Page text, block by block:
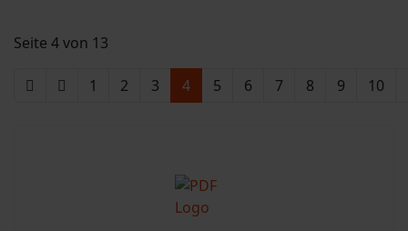
Seite 4 von 13
1 2 3 4 5 6 7 8 9 10